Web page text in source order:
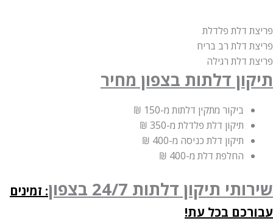
פריצת דלת פלדלת
פריצת דלת רב בריח
פריצת דלת רגילה
תיקון דלתות בצפון מחיר
ביקור מתקין דלתות מ-150 ₪
תיקון דלת פלדלת מ-350 ₪
תיקון דלת כניסה מ-400 ₪
החלפת דלת מ-400 ₪
שירותי תיקון דלתות 24/7 בצפון: זמינים
עבורכם בכל עת!